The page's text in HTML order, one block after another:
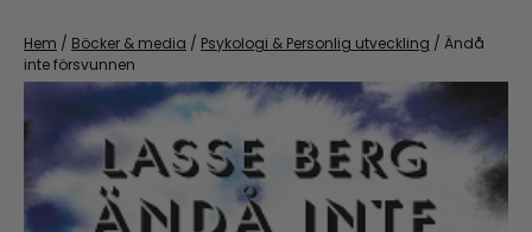
content
Hem / Böcker & media / Psykologi & Personlig utveckling / Ändå
inte försvunnen